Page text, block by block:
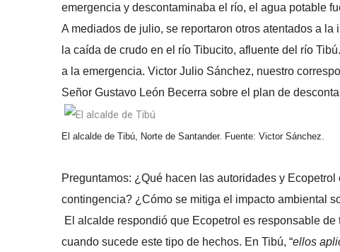
emergencia y descontaminaba el río, el agua potable
A mediados de julio, se reportaron otros atentados a
la caída de crudo en el río Tibucito, afluente del río
a la emergencia. Victor Julio Sánchez, nuestro
Señor Gustavo León Becerra sobre el plan de
El alcalde de Tibú, Norte de Santander. Fuente: Victor Sánchez.
Preguntamos: ¿Qué hacen las autoridades y
contingencia? ¿Cómo se mitiga el impacto ambiental
El alcalde respondió que Ecopetrol es responsable
cuando sucede este tipo de hechos. En Tibú, “ellos